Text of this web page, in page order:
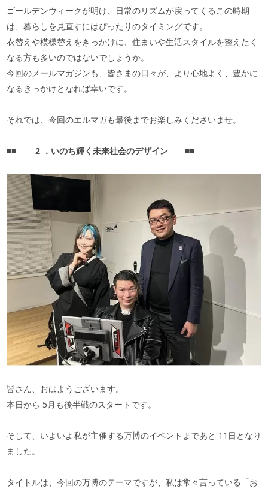
ゴールデンウィークが明け、日常のリズムが戻ってくるこの時期
は、暮らしを見直すにはぴったりのタイミングです。
衣替えや模様替えをきっかけに、住まいや生活スタイルを整えたく
なる方も多いのではないでしょうか。
今回のメールマガジンも、皆さまの日々が、より心地よく、豊かに
なるきっかけとなれば幸いです。
それでは、今回のエルマガも最後までお楽しみくださいませ。
■■ 2 ．いのち輝く未来社会のデザイン ■■
皆さん、おはようございます。
本日から 5月も後半戦のスタートです。
そして、いよいよ私が主催する万博のイベントまであと 11 日となり
ました。
タイトルは、今回の万博のテーマですが、私は常々言っている「お